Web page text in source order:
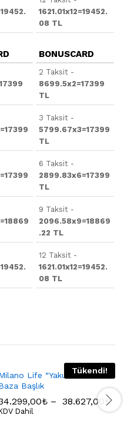
1621.01x12=19452.
08 TL
BONUSCARD
2 Taksit -
8699.5x2=17399
TL
3 Taksit -
5799.67x3=17399
TL
6 Taksit -
2899.83x6=17399
TL
9 Taksit -
2096.58x9=18869
.22 TL
12 Taksit -
1621.01x12=19452.
08 TL
Tükendi!
Life “Yakut” Yatak
Başlık
₺ – 38.627,00 ₺
Dahil